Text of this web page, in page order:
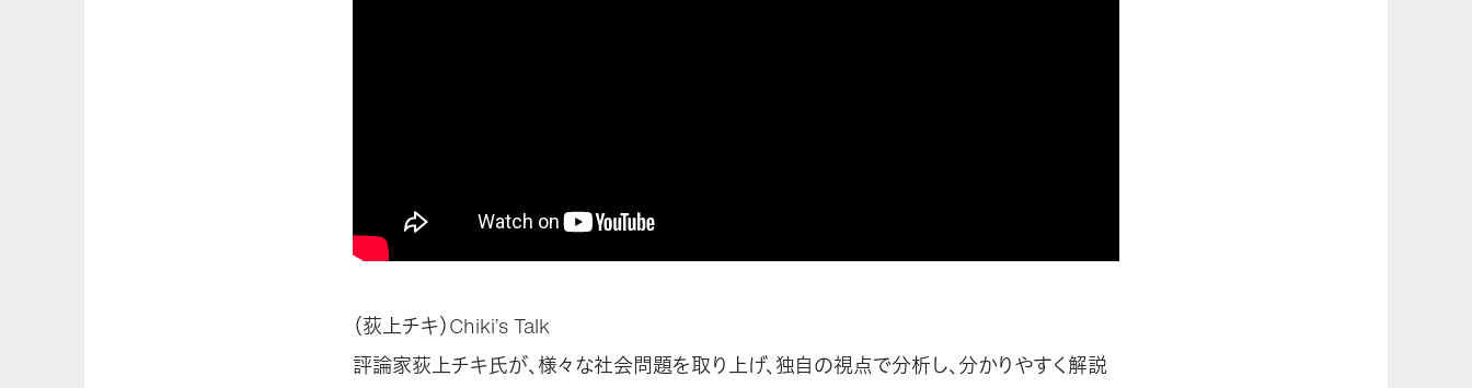
（荻上チキ）Chiki’s Talk
評論家荻上チキ氏が、様々な社会問題を取り上げ、独自の視点で分析し、分かりやすく解説